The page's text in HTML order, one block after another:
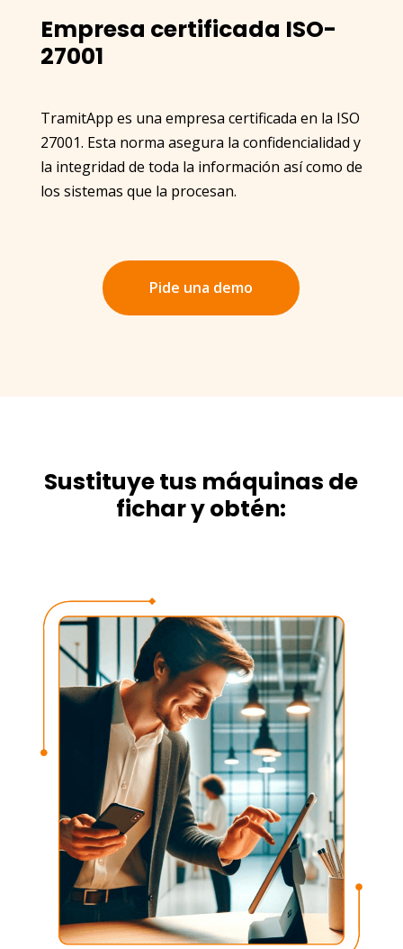
Empresa certificada ISO-
27001
TramitApp es una empresa certificada en la ISO
27001. Esta norma asegura la confidencialidad y
la integridad de toda la información así como de
los sistemas que la procesan.
Pide una demo
Sustituye tus máquinas de
fichar y obtén: